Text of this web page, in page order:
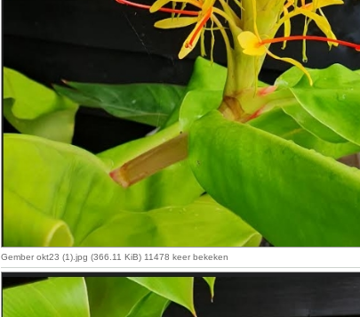
Gember okt23 (1).jpg (366.11 KiB) 11478 keer bekeken